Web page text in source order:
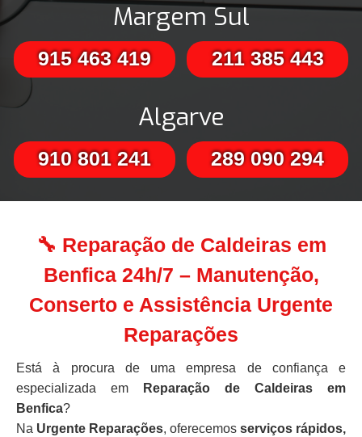
Margem Sul
915 463 419 211 385 443
Algarve
910 801 241 289 090 294
🔧 Reparação de Caldeiras em
Benfica 24h/7 – Manutenção,
Conserto e Assistência Urgente
Reparações
Está à procura de uma empresa de confiança e
especializada em
Reparação de Caldeiras em
Benfica?
Na Urgente Reparações, oferecemos serviços rápidos,